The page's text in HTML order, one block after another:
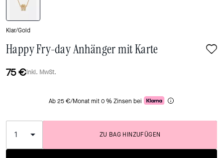
Klar/Gold
Happy Fry-day Anhänger mit Karte
75 €inkl. MwSt.
Ab 25 €/Monat mit 0 % Zinsen bei
ZU BAG HINZUFÜGEN